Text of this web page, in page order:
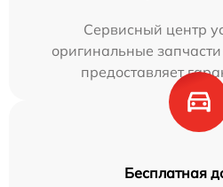
Сервисный центр
оригинальные
предоставляет
Бесплатная